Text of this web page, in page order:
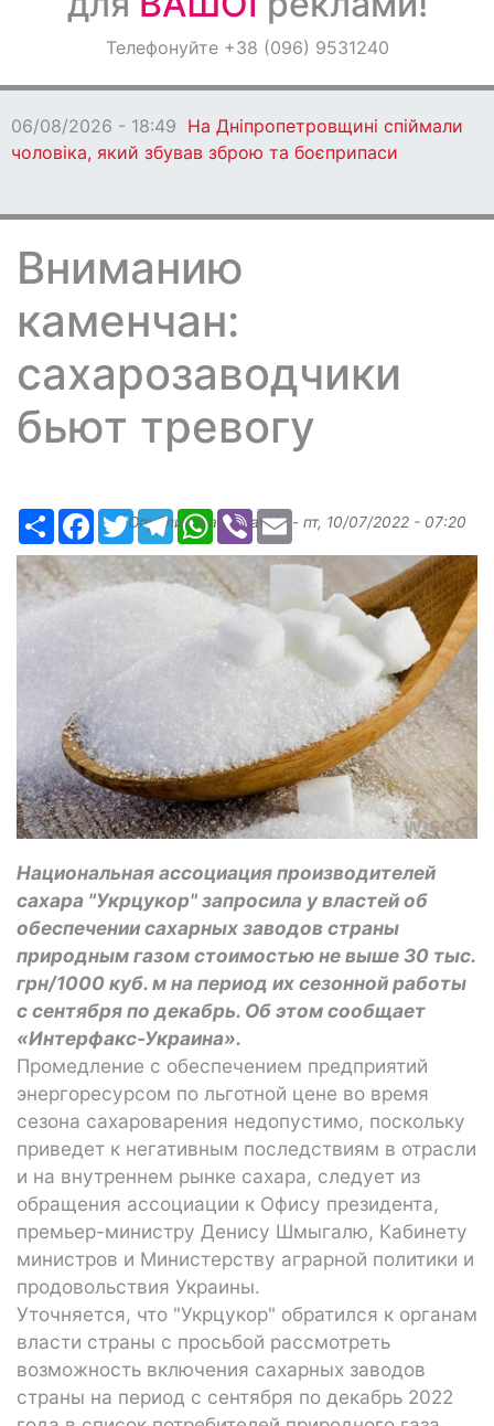
ОголошенняТелефонуйте +38 (096) 9531240
06/08/2026 - 18:49 На Дніпропетровщині спіймали
чоловіка, який збував зброю та боєприпаси
Вниманию
каменчан:
сахарозаводчики
бьют тревогу
РесурсFacebook
TwitterTelegramWhatsApp
ViberEmail
Опубликованоslavkin - пт, 10/07/2022 - 07:20
Национальная ассоциация производителей
сахара "Укрцукор" запросила у властей об
обеспечении сахарных заводов страны
природным газом стоимостью не выше 30 тыс.
грн/1000 куб. м на период их сезонной работы
с сентября по декабрь. Об этом сообщает
«Интерфакс-Украина».
Промедление с обеспечением предприятий
энергоресурсом по льготной цене во время
сезона сахароварения недопустимо, поскольку
приведет к негативным последствиям в отрасли
и на внутреннем рынке сахара, следует из
обращения ассоциации к Офису президента,
премьер-министру Денису Шмыгалю, Кабинету
министров и Министерству аграрной политики и
продовольствия Украины.
Уточняется, что "Укрцукор" обратился к органам
власти страны с просьбой рассмотреть
возможность включения сахарных заводов
страны на период с сентября по декабрь 2022